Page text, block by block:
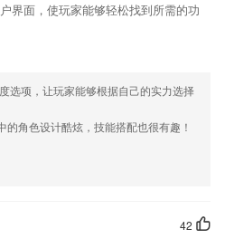
喜欢这款软件，您可以到应用商店进行
帮助我们更好的对产品进行优化修改。
界面，使玩家能够轻松找到所需的功
选项，让玩家能够根据自己的实力选择
的角色设计酷炫，技能搭配也很有趣！
42